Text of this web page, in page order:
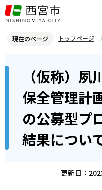
こ
の
ジ
現在のページ トップページ
プロポーザル等結果公表
（仮称）夙川公園桜の名所保全
ーザルの選定結果について
（仮称）
保全管理計
の公募型プ
結果につい
更新日：